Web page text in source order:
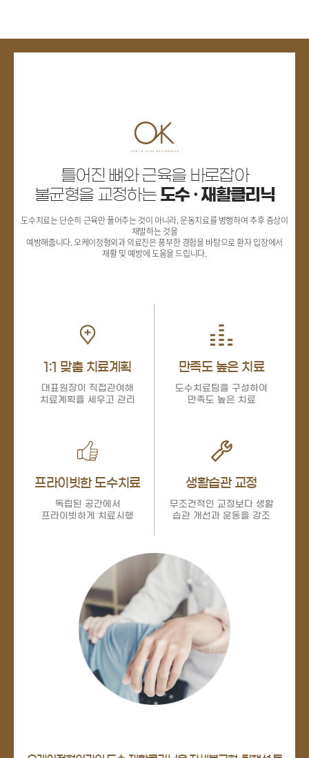
틀어진 뼈와 근육을 바로잡아
불균형을 교정하는 도수 · 재활클리닉
도수치료는 단순히 근육만 풀어주는 것이 아니라, 운동치료를 병행하여 추후 증상이
재발하는 것을
예방해줍니다. 오케이정형외과 의료진은 풍부한 경험을 바탕으로 환자 입장에서
재활 및 예방에 도움을 드립니다.
1:1 맞춤 치료계획
대표원장이 직접관여해
치료계획을 세우고 관리
만족도 높은 치료
도수치료팀을 구성하여
만족도 높은 치료
프라이빗한 도수치료
독립된 공간에서
프라이빗하게 치료시행
생활습관 교정
무조건적인 교정보다 생활
습관 개선과 운동을 강조